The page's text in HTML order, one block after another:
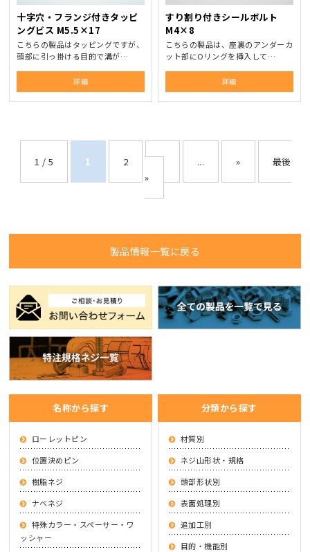
十字穴・フランジ付きタッピ
ングビス M5.5×17
こちらの製品はタッピングですが、
頭部に引っ掛ける目的で溝が…
詳細
すり割り付きシールボルト
M4×8
こちらの製品は、座裏のアンダーカ
ット部にOリングを挿入して…
詳細
1 / 5 1 2 3 ... »
最後
»
製品情報一覧に戻る
名称から探す
ローレットピン
位置決めピン
樹脂ネジ
ナベネジ
特殊カラー・スペーサー・ワ
ッシャー
分類から探す
材質別
ネジ山形状・規格
頭部形状別
表面処理別
追加工別
目的・機能別